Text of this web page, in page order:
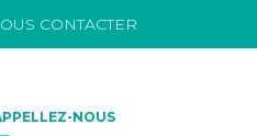
CONTACTER
NOUS